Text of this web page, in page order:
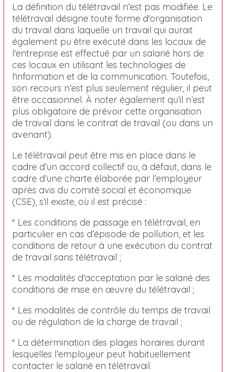
La définition du télétravail n’est pas modifiée. Le
télétravail désigne toute forme d'organisation
du travail dans laquelle un travail qui aurait
également pu être exécuté dans les locaux de
l'entreprise est effectué par un salarié hors de
ces locaux en utilisant les technologies de
l'information et de la communication. Toutefois,
son recours n’est plus seulement régulier, il peut
être occasionnel. À noter également qu’il n’est
plus obligatoire de prévoir cette organisation
de travail dans le contrat de travail (ou dans un
avenant).
Le télétravail peut être mis en place dans le
cadre d’un accord collectif ou, à défaut, dans le
cadre d’une charte élaborée par l’employeur
après avis du comité social et économique
(CSE), s’il existe, où il est précisé :
* Les conditions de passage en télétravail, en
particulier en cas d’épisode de pollution, et les
conditions de retour à une exécution du contrat
de travail sans télétravail ;
* Les modalités d'acceptation par le salarié des
conditions de mise en œuvre du télétravail ;
* Les modalités de contrôle du temps de travail
ou de régulation de la charge de travail ;
* La détermination des plages horaires durant
lesquelles l’employeur peut habituellement
contacter le salarié en télétravail.